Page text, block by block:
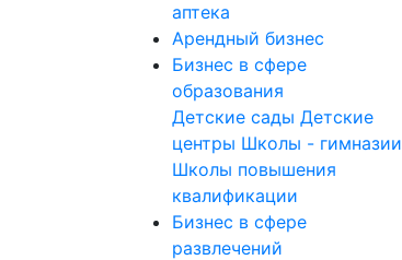
аптека
Арендный бизнес
Бизнес в сфере
образования
Детские сады Детские
центры Школы - гимназии
Школы повышения
квалификации
Бизнес в сфере
развлечений